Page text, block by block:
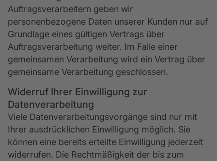
Auftragsverarbeitern geben wir
personenbezogene Daten unserer Kunden nur auf
Grundlage eines gültigen Vertrags über
Auftragsverarbeitung weiter. Im Falle einer
gemeinsamen Verarbeitung wird ein Vertrag über
gemeinsame Verarbeitung geschlossen.
Widerruf Ihrer Einwilligung zur
Datenverarbeitung
Viele Datenverarbeitungsvorgänge sind nur mit
Ihrer ausdrücklichen Einwilligung möglich. Sie
können eine bereits erteilte Einwilligung jederzeit
widerrufen. Die Rechtmäßigkeit der bis zum